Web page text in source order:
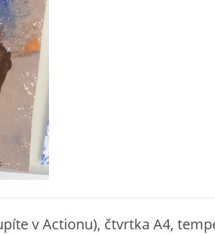
v Actionu), čtvrtka A4,